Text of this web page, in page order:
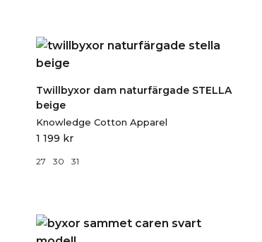
Twillbyxor dam naturfärgade STELLA
beige
Knowledge Cotton Apparel
1 199 kr
27 30 31